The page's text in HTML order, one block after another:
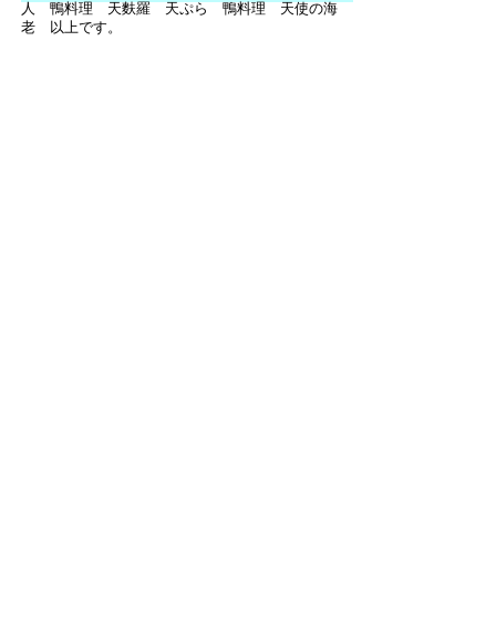
人 鴨料理 天麩羅 天ぷら 鴨料理 天使の海
老 以上です。